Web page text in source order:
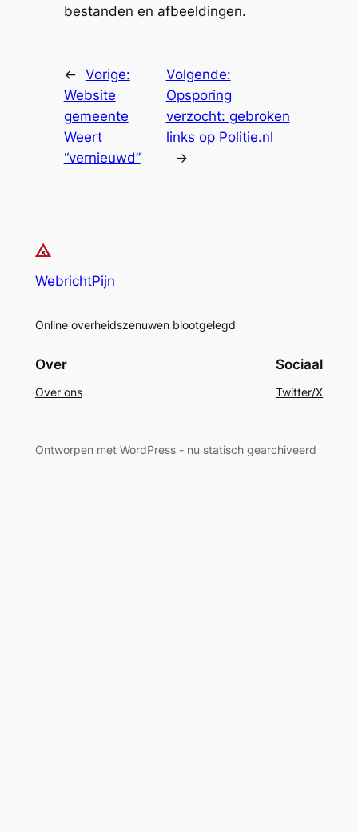
bestanden en afbeeldingen.
← Vorige:
Website
gemeente
Weert
“vernieuwd”
Volgende:
Opsporing
verzocht: gebroken
links op Politie.nl
→
WebrichtPijn
Online overheidszenuwen blootgelegd
Over
Over ons
Sociaal
Twitter/X
Ontworpen met WordPress - nu statisch gearchiveerd